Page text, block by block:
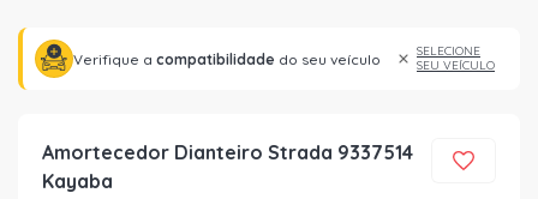
Verifique a compatibilidade do seu veículo
SELECIONE
SEU VEÍCULO
Amortecedor Dianteiro Strada 9337514
Kayaba